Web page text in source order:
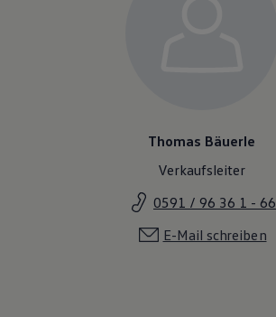
Thomas Bäuerle
Verkaufsleiter
0591 / 96 36 1 - 66
E-Mail schreiben